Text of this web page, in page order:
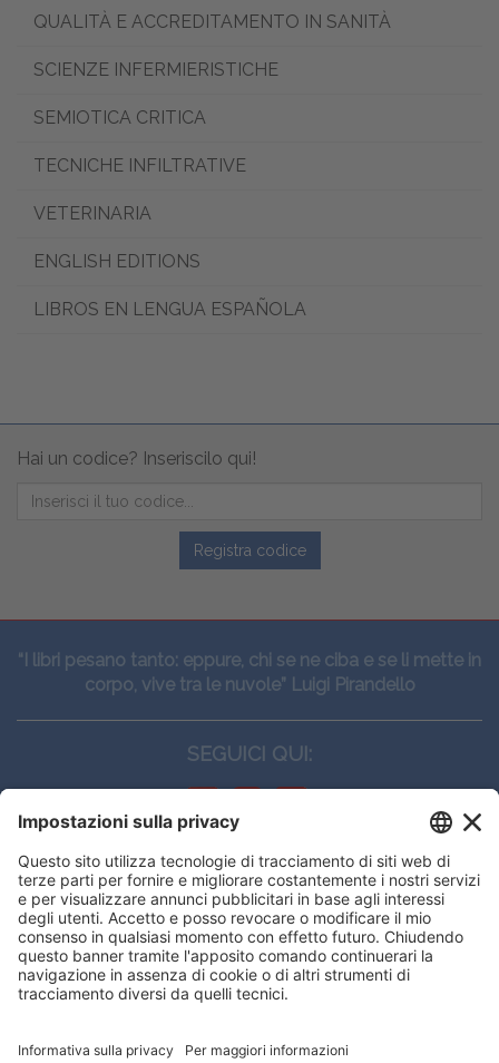
QUALITÀ E ACCREDITAMENTO IN SANITÀ
SCIENZE INFERMIERISTICHE
SEMIOTICA CRITICA
TECNICHE INFILTRATIVE
VETERINARIA
ENGLISH EDITIONS
LIBROS EN LENGUA ESPAÑOLA
Hai un codice? Inseriscilo qui!
Registra codice
“I libri pesano tanto: eppure, chi se ne ciba e se li mette in
corpo, vive tra le nuvole” Luigi Pirandello
SEGUICI QUI:
CONTATTI
Edi.Ermes srl
Viale E. Forlanini, 21 - 20134, Milano
(+39)027021121
E-mail:eeinfo@eenet.it
offrirti la migliore navigazione